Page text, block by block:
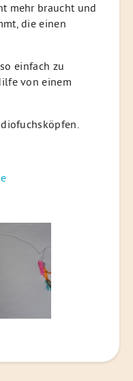
mehr braucht und
die einen
einfach zu
von einem